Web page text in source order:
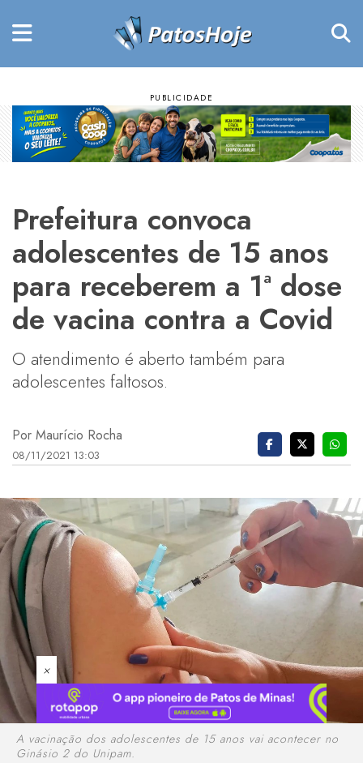
Prefeitura convoca
adolescentes de 15 anos
para receberem a 1ª dose
de vacina contra a Covid
O atendimento é aberto também para
adolescentes faltosos.
Por Maurício Rocha
08/11/2021 13:03
×
A vacinação dos adolescentes de 15 anos vai acontecer no
Ginásio 2 do Unipam.